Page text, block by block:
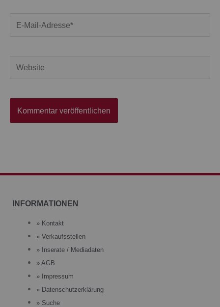
Mail-
INFORMATIONEN
» Kontakt
» Verkaufsstellen
» Inserate / Mediadaten
» AGB
» Impressum
» Datenschutzerklärung
» Suche